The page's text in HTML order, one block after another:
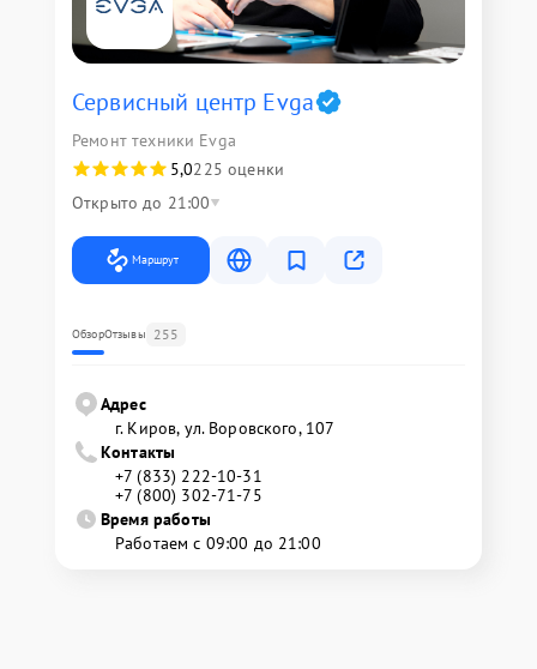
Сервисный центр Evga
Ремонт техники Evga
5,0225 оценки
Открыто до 21:00
Маршрут
ОбзорОтзывы 255
Адрес
г. Киров, ул. Воровского, 107
Контакты
+7 (833) 222-10-31
+7 (800) 302-71-75
Время работы
Работаем с 09:00 до 21:00